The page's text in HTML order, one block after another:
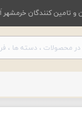
و تامین کنندگان